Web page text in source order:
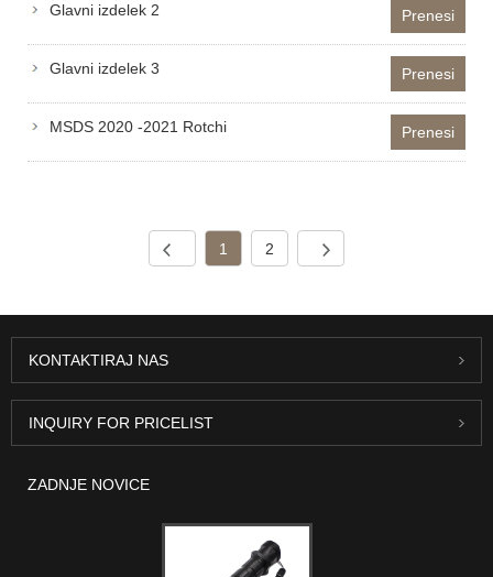
Glavni izdelek 2 Prenesi
Glavni izdelek 3 Prenesi
MSDS 2020 -2021 Rotchi Prenesi
1 2
KONTAKTIRAJ NAS
INQUIRY FOR PRICELIST
ZADNJE NOVICE